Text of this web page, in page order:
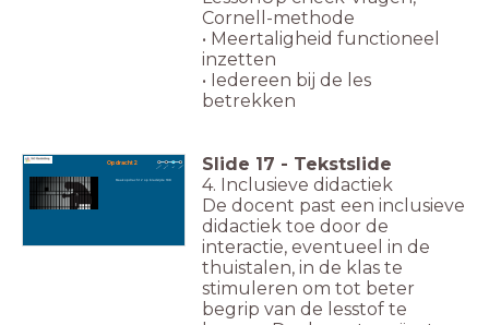
Cornell-methode
• Meertaligheid functioneel
inzetten
• Iedereen bij de les
betrekken
Opdracht 2
Maak opdracht 2 op bladzijde 188
Slide 17 - Tekstslide
4. Inclusieve didactiek
De docent past een inclusieve
didactiek toe door de
interactie, eventueel in de
thuistalen, in de klas te
stimuleren om tot beter
begrip van de lesstof te